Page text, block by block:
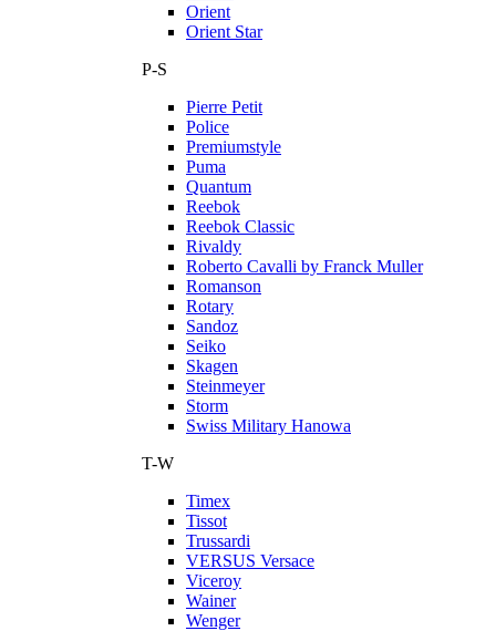
Orient
Orient Star
P-S
Pierre Petit
Police
Premiumstyle
Puma
Quantum
Reebok
Reebok Classic
Rivaldy
Roberto Cavalli by Franck Muller
Romanson
Rotary
Sandoz
Seiko
Skagen
Steinmeyer
Storm
Swiss Military Hanowa
T-W
Timex
Tissot
Trussardi
VERSUS Versace
Viceroy
Wainer
Wenger